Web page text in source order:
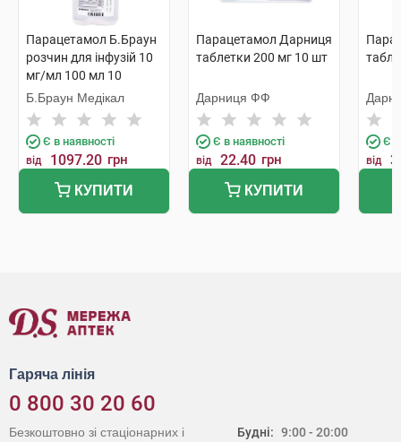
Парацетамол Б.Браун
розчин для інфузій 10
мг/мл 100 мл 10
флакон
Б.Браун Медікал
Є в наявності
від 1097.20 грн
КУПИТИ
Парацетамол Дарниця
таблетки 200 мг 10 шт
Дарниця ФФ
Є в наявності
від 22.40 грн
КУПИТИ
Є в
від
Гаряча лінія
0 800 30 20 60
Будні: 9:00 - 20:00
Безкоштовно зі стаціонарних і